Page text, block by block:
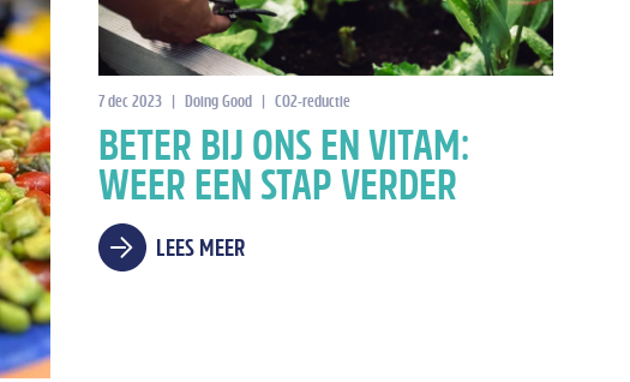
7 dec 2023 | Doing Good | CO2-reductie
BETER BIJ ONS EN VITAM:
WEER EEN STAP VERDER
LEES MEER